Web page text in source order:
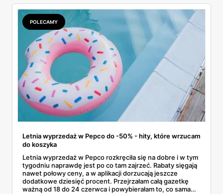
POLECAMY
Letnia wyprzedaż w Pepco do -50% - hity, które wrzucam
do koszyka
Letnia wyprzedaż w Pepco rozkręciła się na dobre i w tym
tygodniu naprawdę jest po co tam zajrzeć. Rabaty sięgają
nawet połowy ceny, a w aplikacji dorzucają jeszcze
dodatkowe dziesięć procent. Przejrzałam całą gazetkę
ważną od 18 do 24 czerwca i powybierałam to, co sama